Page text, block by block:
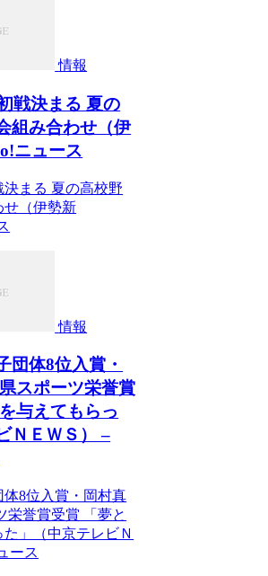
情報
戦決まる 夏の
組み合わせ（伊
ニュース
決まる 夏の高校野
せ（伊勢新
情報
団体8位入賞・
スポーツ栄誉賞
与えてもらっ
ＮＥＷＳ） –
8位入賞・岡村真
栄誉賞受賞 「夢と
」（中京テレビＮ
ース